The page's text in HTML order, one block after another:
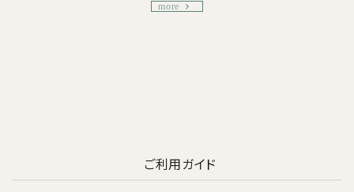
more
ご利用ガイド